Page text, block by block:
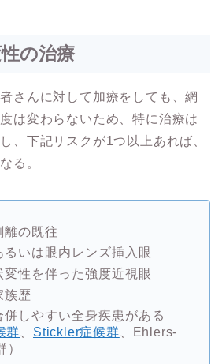
の治療
さんに対して加療をしても、網
は変わらないため、特に治療は
、下記リスクが1つ以上あれば、
る。
離の既往
るいは眼内レンズ挿入眼
変性を伴った強度近視眼
族歴
併しやすい全身疾患がある
群 Stickler症候群 、Ehlers-